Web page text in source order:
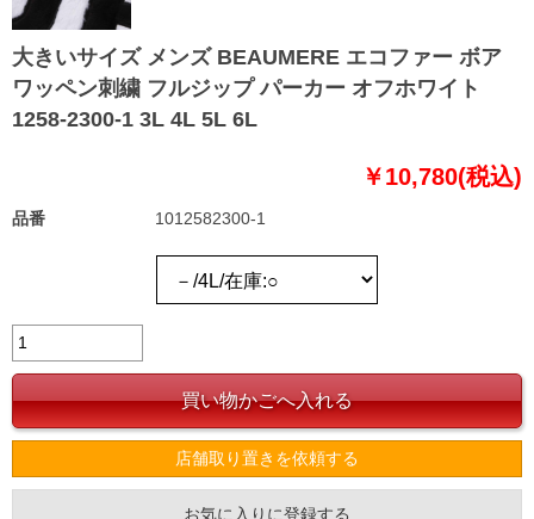
大きいサイズ メンズ BEAUMERE エコファー ボア
ワッペン刺繍 フルジップ パーカー オフホワイト
1258-2300-1 3L 4L 5L 6L
￥10,780(税込)
品番 1012582300-1
店舗取り置きを依頼する
お気に入りに登録する